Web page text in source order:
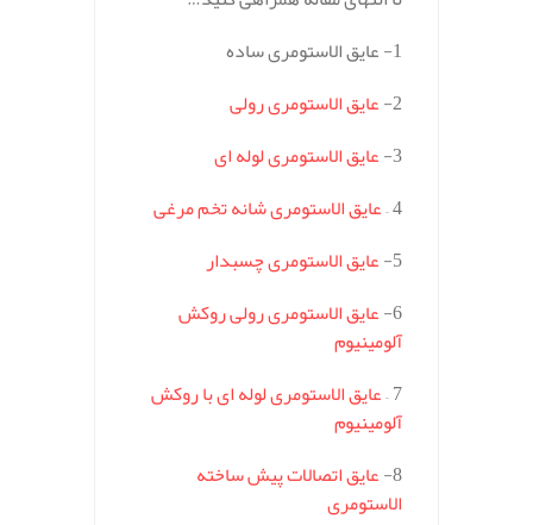
1- عایق الاستومری ساده
2- عایق الاستومری رولی
3- عایق الاستومری لوله ای
4 – عایق الاستومری شانه تخم مرغی
5- عایق الاستومری چسبدار
6- عایق الاستومری رولی روکش
آلومینیوم
7 – عایق الاستومری لوله ای با روکش
آلومینیوم
8- عایق اتصالات پیش ساخته
الاستومری